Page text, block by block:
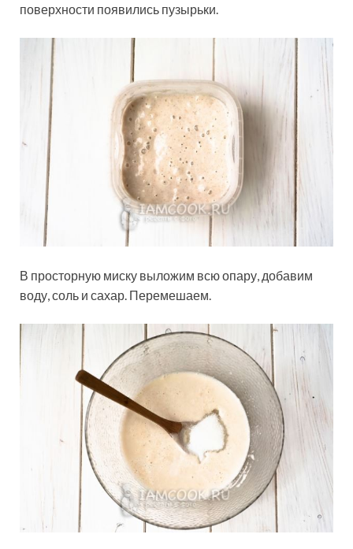
поверхности появились пузырьки.
В просторную миску выложим всю опару, добавим
воду, соль и сахар. Перемешаем.